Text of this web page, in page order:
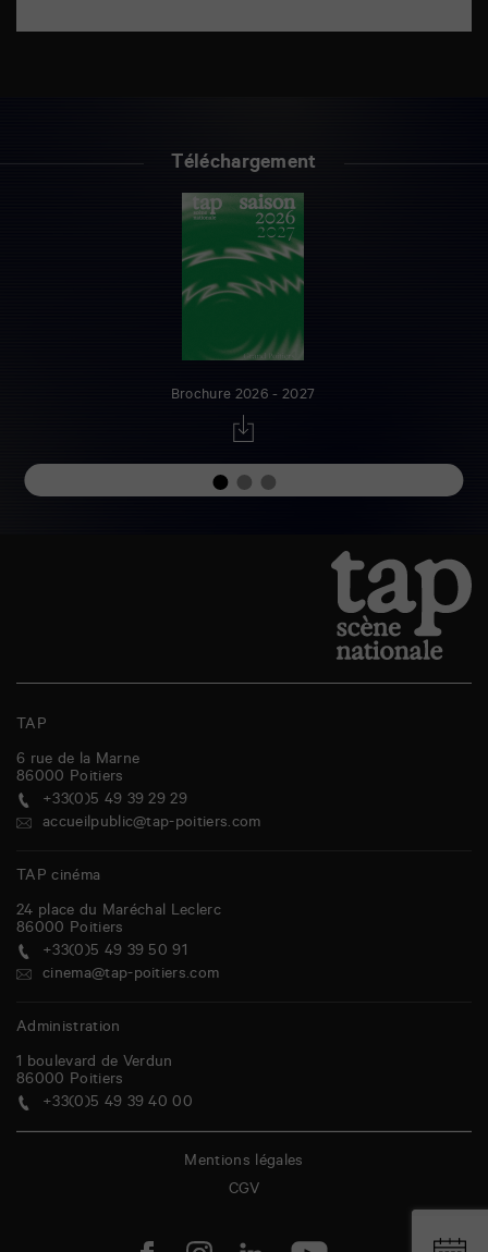
Téléchargement
Brochure 2026 - 2027
TAP
6 rue de la Marne
86000 Poitiers
+33(0)5 49 39 29 29
accueilpublic@tap-poitiers.com
TAP cinéma
24 place du Maréchal Leclerc
86000 Poitiers
+33(0)5 49 39 50 91
cinema@tap-poitiers.com
Administration
1 boulevard de Verdun
86000 Poitiers
+33(0)5 49 39 40 00
Mentions légales
CGV